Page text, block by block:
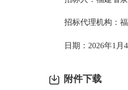
招标代理机构：福
日期：2026年1月4
附件下载